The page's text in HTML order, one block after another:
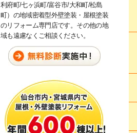
利府町/七ヶ浜町/富谷市/大和町/松島
町）の地域密着型外壁塗装・屋根塗装
のリフォーム専門店です。その他の地
域も遠慮なくご相談ください。